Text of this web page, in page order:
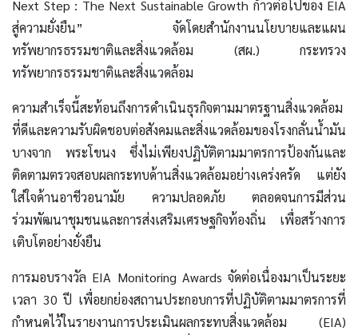
Next Step : The Next Sustainable Growth ก้าวต่อไปของ EIA
สู่ความยั่งยืน” จัดโดยสำนักงานนโยบายและแผน
ทรัพยากรธรรมชาติและสิ่งแวดล้อม (สผ.) กระทรวง
ทรัพยากรธรรมชาติและสิ่งแวดล้อม
ความสำเร็จนี้สะท้อนถึงการดำเนินธุรกิจตามมาตรฐานสิ่งแวดล้อม
ที่ดีและความรับผิดชอบต่อสังคมและสิ่งแวดล้อมของโรงกลั่นน้ำมัน
บางจาก พระโขนง ซึ่งไม่เพียงปฏิบัติตามมาตรการป้องกันและ
ติดตามตรวจสอบผลกระทบด้านสิ่งแวดล้อมอย่างเคร่งครัด แต่ยัง
ใส่ใจด้านอาชีวอนามัย ความปลอดภัย ตลอดจนการมีส่วน
ร่วมพัฒนาชุมชนและการส่งเสริมเศรษฐกิจท้องถิ่น เพื่อสร้างการ
เติบโตอย่างยั่งยืน
การมอบรางวัล EIA Monitoring Awards จัดต่อเนื่องมาเป็นระยะ
เวลา 30 ปี เพื่อยกย่องสถานประกอบการที่ปฏิบัติตามมาตรการที่
กำหนดไว้ในรายงานการประเมินผลกระทบสิ่งแวดล้อม (EIA)